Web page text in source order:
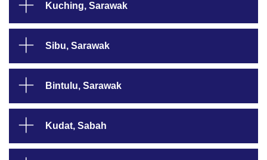
Kuching, Sarawak
Sibu, Sarawak
Bintulu, Sarawak
Kudat, Sabah